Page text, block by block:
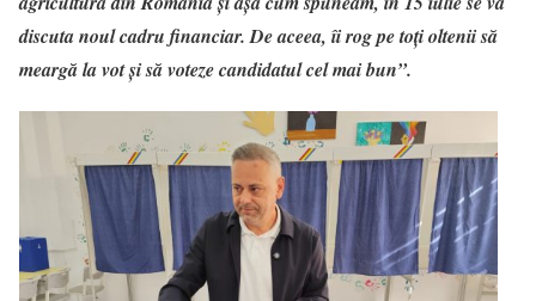
discuta noul cadru financiar. De aceea, îi rog pe toți oltenii să
meargă la vot și să voteze candidatul cel mai bun”.